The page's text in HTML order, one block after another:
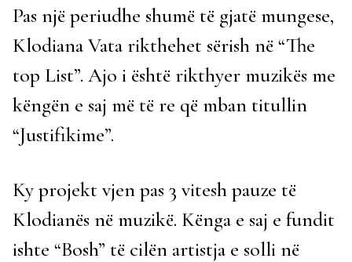
Pas një periudhe shumë të gjatë mungese,
Klodiana Vata rikthehet sërish në “The
top List”. Ajo i është rikthyer muzikës me
këngën e saj më të re që mban titullin
“Justifikime”.
Ky projekt vjen pas 3 vitesh pauze të
Klodianës në muzikë. Kënga e saj e fundit
ishte “Bosh” të cilën artistja e solli në